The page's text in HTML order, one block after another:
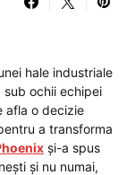
hale industriale
ochii echipei
afla o decizie
a transforma
și-a spus
și nu numai,